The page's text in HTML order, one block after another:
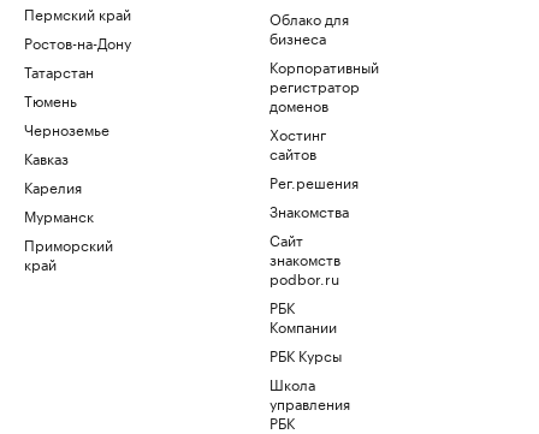
Пермский край
Ростов-на-Дону
Татарстан
Тюмень
Черноземье
Кавказ
Карелия
Мурманск
Приморский
край
Облако для
бизнеса
Корпоративный
регистратор
доменов
Хостинг
сайтов
Рег.решения
Знакомства
Сайт
знакомств
podbor.ru
РБК
Компании
РБК Курсы
Школа
управления
РБК